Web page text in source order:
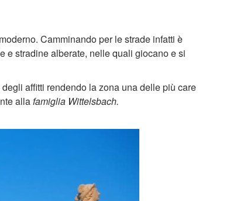
Camminando per le strade infatti è
e stradine alberate, nelle quali giocano e si
affitti rendendo la zona una delle più care
allafamiglia Wittelsbach.